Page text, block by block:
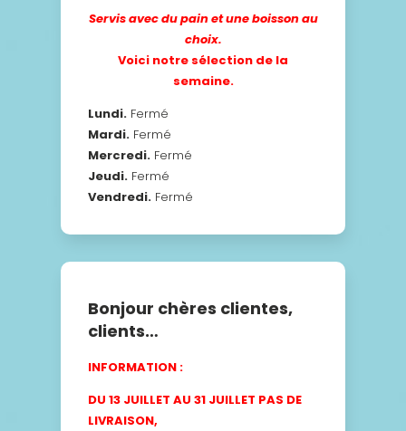
Servis avec du pain et une boisson au
choix.
Voici notre sélection de la
semaine.
Lundi. Fermé
Mardi. Fermé
Mercredi. Fermé
Jeudi. Fermé
Vendredi. Fermé
Bonjour chères clientes,
clients…
INFORMATION :
DU 13 JUILLET AU 31 JUILLET PAS DE
LIVRAISON,